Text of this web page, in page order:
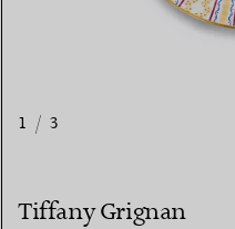
1 / 3
Tiffany Grignan